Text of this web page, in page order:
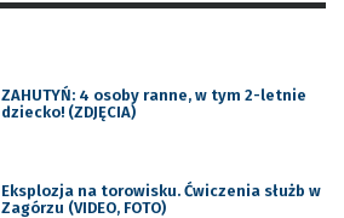
ZAHUTYŃ: 4 osoby ranne, w tym 2-letnie
dziecko! (ZDJĘCIA)
Eksplozja na torowisku. Ćwiczenia służb w
Zagórzu (VIDEO, FOTO)